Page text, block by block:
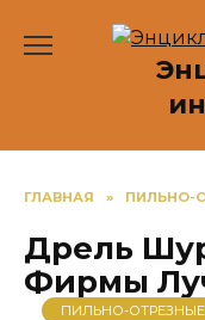
ГЛАВНАЯ » ПИЛЬНО-
Дрель
Фирмы
ПИЛЬНО-ОТРЕЗНЫЕ